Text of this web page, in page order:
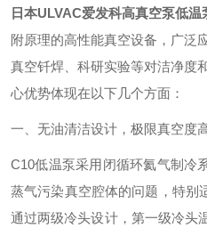
日本ULVAC爱发科高真空泵低温
附原理的高性能真空设备，广泛
真空钎焊、科研实验等对洁净度
心优势体现在以下几个方面：
一、无油清洁设计，极限真空度
C10低温泵采用闭循环氦气制冷
蒸气污染真空腔体的问题，特别
通过两级冷头设计，第一级冷头